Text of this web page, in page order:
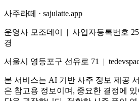
사주라떼 · sajulatte.app
운영사 모조데이 | 사업자등록번호
경
서울시 영등포구 선유로 71 |
본 서비스는 AI 기반 사주 정보 제공
은 참고용 정보이며, 중요한 결정에